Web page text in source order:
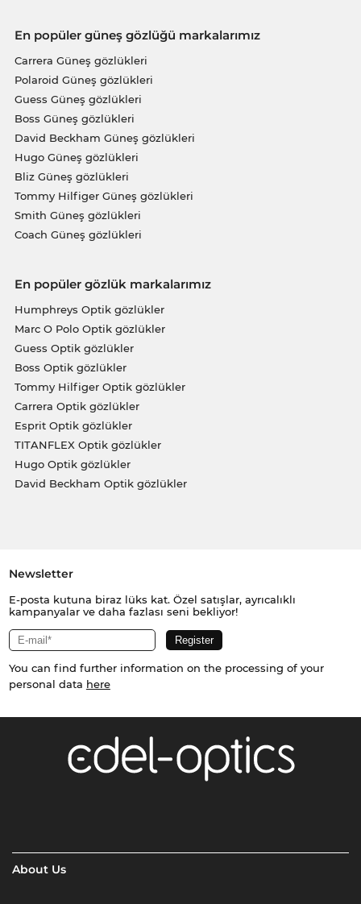
En popüler güneş gözlüğü markalarımız
Carrera Güneş gözlükleri
Polaroid Güneş gözlükleri
Guess Güneş gözlükleri
Boss Güneş gözlükleri
David Beckham Güneş gözlükleri
Hugo Güneş gözlükleri
Bliz Güneş gözlükleri
Tommy Hilfiger Güneş gözlükleri
Smith Güneş gözlükleri
Coach Güneş gözlükleri
En popüler gözlük markalarımız
Humphreys Optik gözlükler
Marc O Polo Optik gözlükler
Guess Optik gözlükler
Boss Optik gözlükler
Tommy Hilfiger Optik gözlükler
Carrera Optik gözlükler
Esprit Optik gözlükler
TITANFLEX Optik gözlükler
Hugo Optik gözlükler
David Beckham Optik gözlükler
Newsletter
E-posta kutuna biraz lüks kat. Özel satışlar, ayrıcalıklı
kampanyalar ve daha fazlası seni bekliyor!
You can find further information on the processing of your
personal data here
About Us